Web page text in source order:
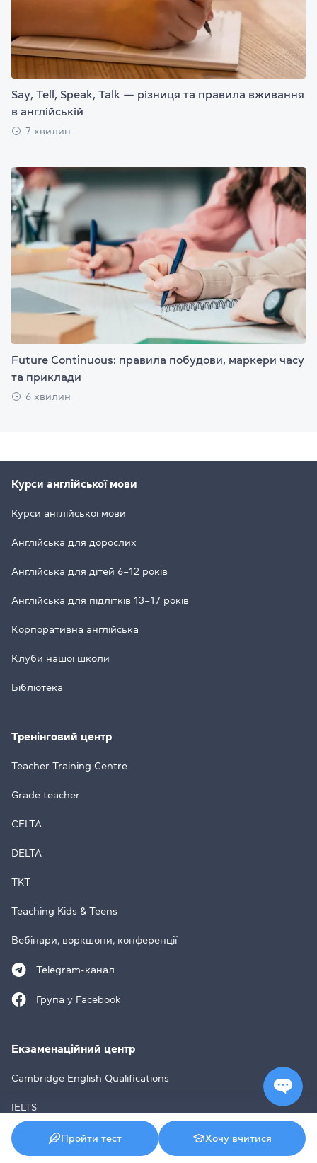
Say, Tell, Speak, Talk — різниця та правила вживання
в англійській
7 хвилин
Future Continuous: правила побудови, маркери часу
та приклади
6 хвилин
Курси англійської мови
Курси англійської мови
Англійська для дорослих
Англійська для дітей 6–12 років
Англійська для підлітків 13–17 років
Корпоративна англійська
Клуби нашої школи
Бібліотека
Тренінговий центр
Teacher Training Centre
Grade teacher
CELTA
DELTA
TKT
Teaching Kids & Teens
Вебінари, воркшопи, конференції
Telegram-канал
Група у Facebook
Екзаменаційний центр
Cambridge English Qualifications
IELTS
TOEFL iBTПройти тест Хочу вчитися